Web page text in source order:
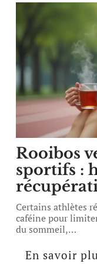
Rooibos
sportifs :
Certains athlètes
caféine pour
du sommeil,…
En savoir